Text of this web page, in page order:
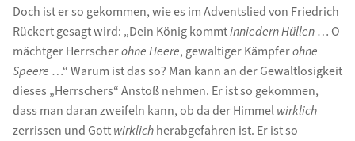
Doch ist er so gekommen, wie es im Adventslied von Friedrich
Rückert gesagt wird: „Dein König kommtinniedern Hüllen… O
mächtger Herrscherohne Heere, gewaltiger Kämpferohne
Speere …“ Warum ist das so? Man kann an der Gewaltlosigkeit
dieses „Herrschers“ Anstoß nehmen. Er ist so gekommen,
dass man daran zweifeln kann, ob da der Himmelwirklich
zerrissen und Gottwirklichherabgefahren ist. Er ist so